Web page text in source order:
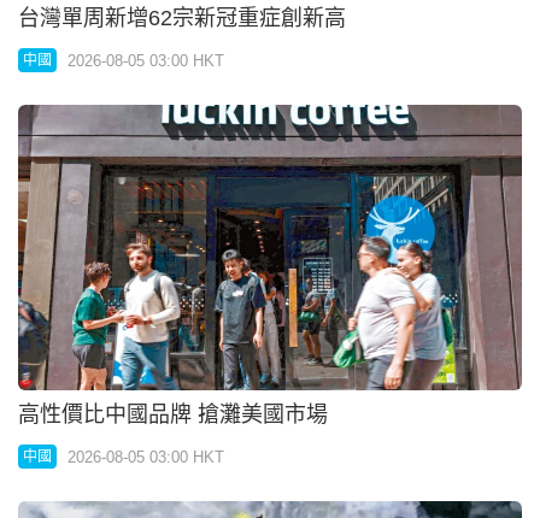
台灣單周新增62宗新冠重症創新高
中國 2026-08-05 03:00 HKT
高性價比中國品牌 搶灘美國市場
中國 2026-08-05 03:00 HKT